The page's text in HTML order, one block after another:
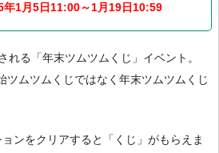
年1月5日11:00～1月19日10:59
れる「年末ツムツムくじ」イベント。
ツムツムくじではなく年末ツムツムくじ
ンをクリアすると「くじ」がもらえま